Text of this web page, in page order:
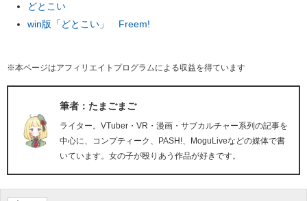
どとこい
win版「どとこい」 Freem!
※本ページはアフィリエイトプログラムによる収益を得ています
筆者：たまごまご
ライター。VTuber・VR・漫画・サブカルチャー系列の記事を
中心に、コンプティーク、PASH!、MoguLiveなどの媒体で書
いています。女の子が殴りあう作品が好きです。